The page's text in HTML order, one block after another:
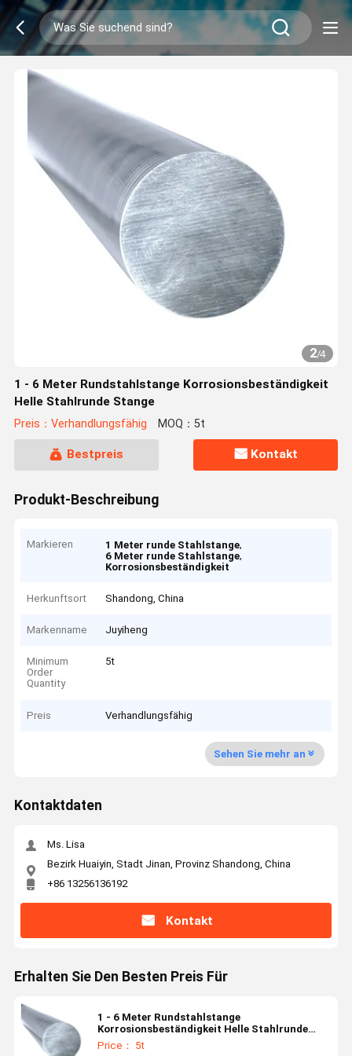
2/4
1 - 6 Meter Rundstahlstange Korrosionsbeständigkeit
Helle Stahlrunde Stange
Preis：Verhandlungsfähig MOQ：5t
Bestpreis Kontakt
Produkt-Beschreibung
Markieren 1 Meter runde Stahlstange,
6 Meter runde Stahlstange,
Korrosionsbeständigkeit
Herkunftsort Shandong, China
Markenname Juyiheng
Minimum
Order
Quantity
5t
Preis Verhandlungsfähig
Sehen Sie mehr an
Kontaktdaten
Ms. Lisa
Bezirk Huaiyin, Stadt Jinan, Provinz Shandong, China
+86 13256136192
Kontakt
Erhalten Sie Den Besten Preis Für
1 - 6 Meter Rundstahlstange
Korrosionsbeständigkeit Helle Stahlrunde
Stange
Price： 5t